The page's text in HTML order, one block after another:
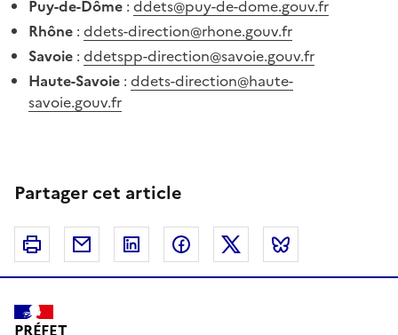
Puy-de-Dôme : ddets@puy-de-dome.gouv.fr
Rhône : ddets-direction@rhone.gouv.fr
Savoie : ddetspp-direction@savoie.gouv.fr
Haute-Savoie : ddets-direction@haute-
savoie.gouv.fr
Partager cet article
Imprimer Courriel Linkedin FacebookTwitter